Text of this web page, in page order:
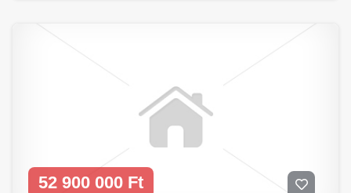
52 900 000 Ft